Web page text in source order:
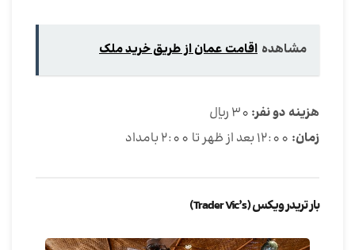
مشاهده اقامت عمان از طریق خرید ملک
هزینه دو نفر:
زمان:
بار تریدر ویکس (Trader Vic’s)